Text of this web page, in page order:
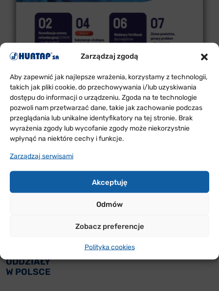
Zarządzaj zgodą
Aby zapewnić jak najlepsze wrażenia, korzystamy z technologii,
takich jak pliki cookie, do przechowywania i/lub uzyskiwania
dostępu do informacji o urządzeniu. Zgoda na te technologie
pozwoli nam przetwarzać dane, takie jak zachowanie podczas
przeglądania lub unikalne identyfikatory na tej stronie. Brak
wyrażenia zgody lub wycofanie zgody może niekorzystnie
wpłynąć na niektóre cechy i funkcje.
Zarządzaj serwisami
Akceptuję
Odmów
Zobacz preferencje
Polityka cookies
ODDZIAŁY
W POLSCE